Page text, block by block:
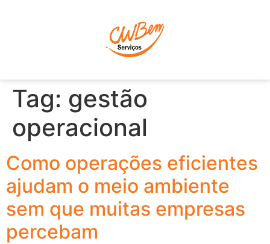
Tag: gestão
operacional
Como operações eficientes
ajudam o meio ambiente
sem que muitas empresas
percebam